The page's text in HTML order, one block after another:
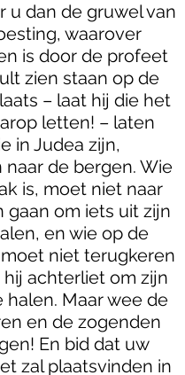
u dan de gruwel van
waarover
is door de profeet
zien staan op de
– laat hij die het
letten! – laten
in Judea zijn,
de bergen. Wie
is, moet niet naar
gaan om iets uit zijn
en wie op de
niet terugkeren
hij achterliet om zijn
halen. Maar wee de
en de zogenden
En bid dat uw
zal plaatsvinden in